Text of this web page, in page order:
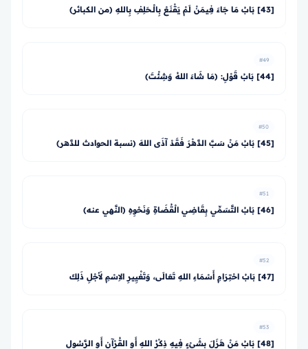
[43] بَابُ مَا جَاءَ فِيمَنْ لَمْ يَقْنَعْ بِالْـحَلِفِ بِاللهِ (من الكبائر)
#49
[44] بَابُ قَوْلِ: (مَا شَاءَ اللهُ وَشِئْتَ)
#50
[45] بَابُ مَنْ سَبَّ الدَّهْرَ فَقَدْ آذَى اللهَ (نسبة الحوادث للدَّهر)
#51
[46] بَابُ التَّسَمِّي بِقَاضِي الْقُضَاةِ وَنَحْوِهِ (النَّهي عنه)
#52
[47] بَابُ احْتِرَامِ أَسْمَاءِ اللهِ تَعَالَى، وَتَغْيِيرِ الاِسْمِ لأَجْلِ ذَلِكَ
#53
[48] بَابُ مَنْ هَزَلَ بِشَيْءٍ فِيهِ ذِكْرُ اللهِ أَوِ القُرْآنِ أَوِ الرَّسُولِ